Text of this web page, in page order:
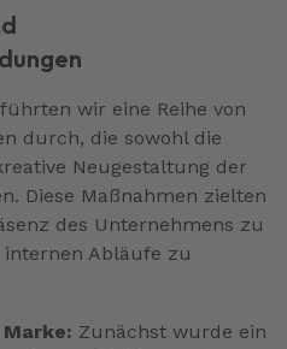
wir eine Reihe von
durch, die sowohl die
Neugestaltung der
Diese Maßnahmen zielten
des Unternehmens zu
Abläufe zu
Zunächst wurde ein